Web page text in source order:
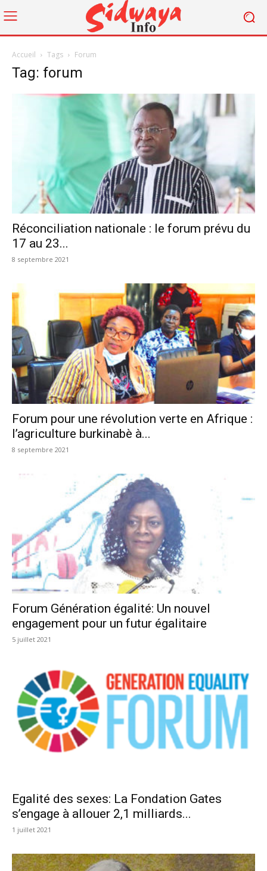
Accueil Tags Forum
Tag: forum
Réconciliation nationale : le forum prévu du
17 au 23...
8 septembre 2021
Forum pour une révolution verte en Afrique :
l’agriculture burkinabè à...
8 septembre 2021
Forum Génération égalité: Un nouvel
engagement pour un futur égalitaire
5 juillet 2021
Egalité des sexes: La Fondation Gates
s’engage à allouer 2,1 milliards...
1 juillet 2021